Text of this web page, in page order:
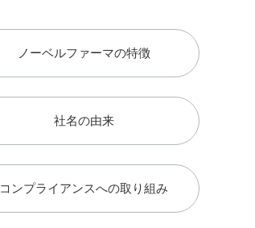
ノーベルファーマの特徴
社名の由来
コンプライアンスへの取り組み